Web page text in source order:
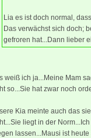
Lia es ist doch normal,
Das verwächst sich doch;
gefroren hat...Dann lieber
weiß ich ja...Meine Mam
so...Sie hat zwar noch
Kia meinte auch das
liegt in der
lassen...Mausi ist